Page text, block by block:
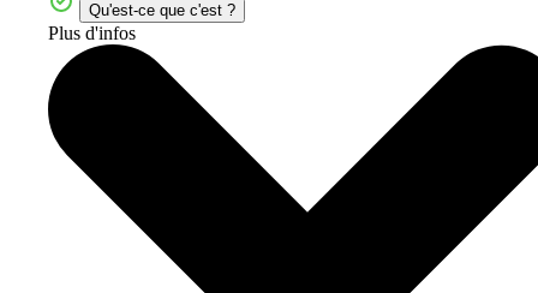
Qu'est-ce que c'est ?
Plus d'infos